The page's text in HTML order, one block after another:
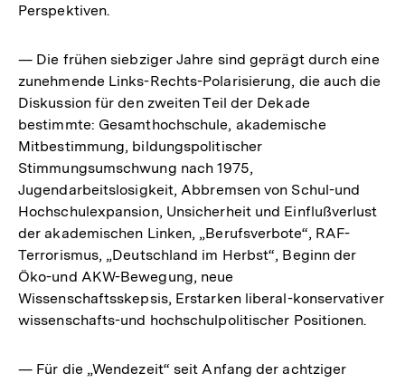
Perspektiven.
— Die frühen siebziger Jahre sind geprägt durch eine
zunehmende Links-Rechts-Polarisierung, die auch die
Diskussion für den zweiten Teil der Dekade
bestimmte: Gesamthochschule, akademische
Mitbestimmung, bildungspolitischer
Stimmungsumschwung nach 1975,
Jugendarbeitslosigkeit, Abbremsen von Schul-und
Hochschulexpansion, Unsicherheit und Einflußverlust
der akademischen Linken, „Berufsverbote“, RAF-
Terrorismus, „Deutschland im Herbst“, Beginn der
Öko-und AKW-Bewegung, neue
Wissenschaftsskepsis, Erstarken liberal-konservativer
wissenschafts-und hochschulpolitischer Positionen.
— Für die „Wendezeit“ seit Anfang der achtziger